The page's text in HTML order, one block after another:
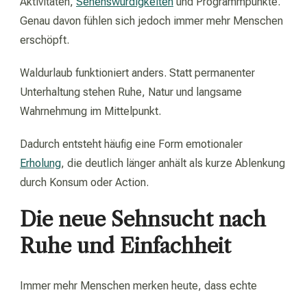
Genau davon fühlen sich jedoch immer mehr Menschen
erschöpft.
Waldurlaub funktioniert anders. Statt permanenter
Unterhaltung stehen Ruhe, Natur und langsame
Wahrnehmung im Mittelpunkt.
Dadurch entsteht häufig eine Form emotionaler
Erholung, die deutlich länger anhält als kurze Ablenkung
durch Konsum oder Action.
Die neue Sehnsucht nach
Ruhe und Einfachheit
Immer mehr Menschen merken heute, dass echte